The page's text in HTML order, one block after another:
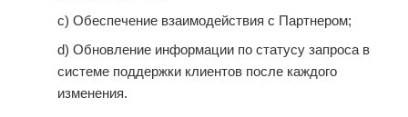
c) Обеспечение взаимодействия с Партнером;
d) Обновление информации по статусу запроса в
системе поддержки клиентов после каждого
изменения.